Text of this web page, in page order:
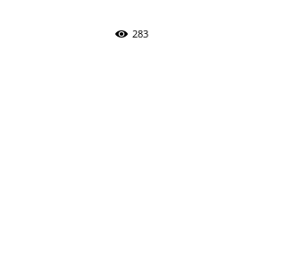
283